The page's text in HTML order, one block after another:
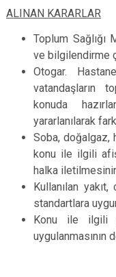
ALINAN KARARLAR
Toplum Sağlığı
ve bilgilendirme
Otogar.
vatandaşların
konuda
yararlanılarak
Soba, doğalgaz,
konu ile ilgili
halka
Kullanılan
standartlara
Konu ile ilgili
uygulanmasının